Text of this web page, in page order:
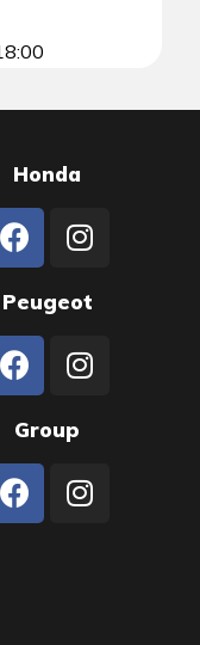
Honda
Peugeot
Group